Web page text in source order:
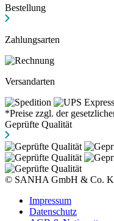
Bestellung
Zahlungsarten
Versandarten
*Preise zzgl. der
Geprüfte Qualität
© SANHA GmbH & Co.
Impressum
Datenschutz